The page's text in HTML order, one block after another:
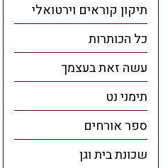
תיקון קוראים וירטואלי
כל הכותרות
עשה זאת בעצמך
תימני נט
ספר אורחים
שכונת בית וגן